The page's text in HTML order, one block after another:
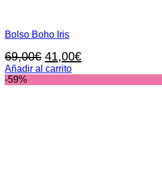
Bolso Boho Iris
69,00€ El
precio
original
41,00€El
actual
Añadir al carrito
-59%